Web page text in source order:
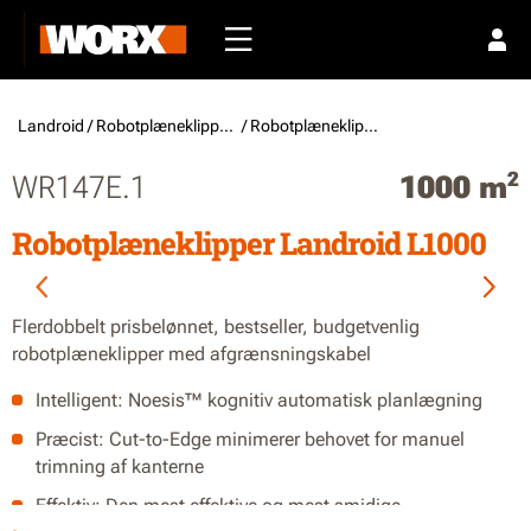
Landroid / Robotplæneklippere / Robotplæneklipper med afgrænsningskabel
WR147E.1 1000 m2
Robotplæneklipper Landroid L1000
Flerdobbelt prisbelønnet, bestseller, budgetvenlig
robotplæneklipper med afgrænsningskabel
Intelligent: Noesis™ kognitiv automatisk planlægning
Præcist: Cut-to-Edge minimerer behovet for manuel
trimning af kanterne
Effektiv: Den mest effektive og mest smidige